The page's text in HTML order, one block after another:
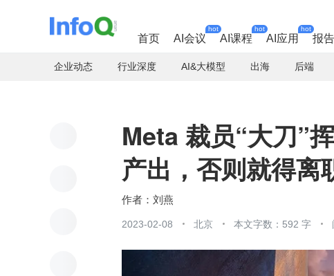
首页 AI会议
hot
AI课程
hot
AI应用
hot
报告
企业动态 行业深度 AI&大模型 出海 后端
Meta 裁员“大刀”
产出，否则就得离
刘燕
2023-02-08 北京 本文字数：592 字